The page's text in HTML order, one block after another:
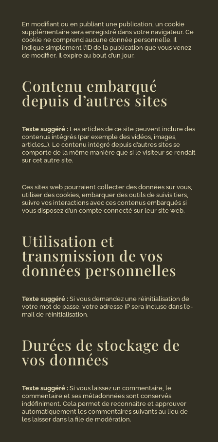
En modifiant ou en publiant une publication, un cookie
supplémentaire sera enregistré dans votre navigateur. Ce
cookie ne comprend aucune donnée personnelle. Il
indique simplement l’ID de la publication que vous venez
de modifier. Il expire au bout d’un jour.
Contenu embarqué
depuis d’autres sites
Texte suggéré : Les articles de ce site peuvent inclure des
contenus intégrés (par exemple des vidéos, images,
articles…). Le contenu intégré depuis d’autres sites se
comporte de la même manière que si le visiteur se rendait
sur cet autre site.
Ces sites web pourraient collecter des données sur vous,
utiliser des cookies, embarquer des outils de suivis tiers,
suivre vos interactions avec ces contenus embarqués si
vous disposez d’un compte connecté sur leur site web.
Utilisation et
transmission de vos
données personnelles
Texte suggéré : Si vous demandez une réinitialisation de
votre mot de passe, votre adresse IP sera incluse dans l’e-
mail de réinitialisation.
Durées de stockage de
vos données
Texte suggéré : Si vous laissez un commentaire, le
commentaire et ses métadonnées sont conservés
indéfiniment. Cela permet de reconnaître et approuver
automatiquement les commentaires suivants au lieu de
les laisser dans la file de modération.